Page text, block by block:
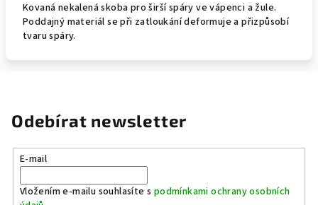
Kovaná nekalená skoba pro širší spáry ve vápenci a žule.
Poddajný materiál se při zatloukání deformuje a přizpůsobí
tvaru spáry.
Odebírat newsletter
E-mail
Vložením e-mailu souhlasíte s podmínkami ochrany osobních